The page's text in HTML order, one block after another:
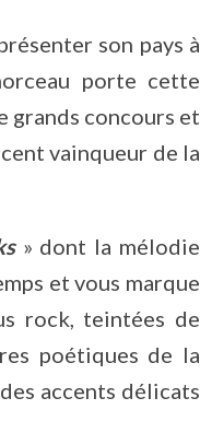
son pays à
porte cette
grands concours et
vainqueur de la
» dont la mélodie
et vous marque
rock, teintées de
poétiques de la
accents délicats